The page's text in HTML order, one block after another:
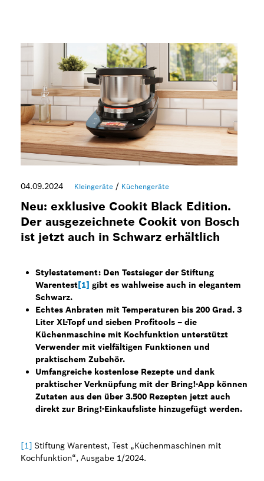
04.09.2024 Kleingeräte / Küchengeräte
Neu: exklusive Cookit Black Edition.
Der ausgezeichnete Cookit von Bosch
ist jetzt auch in Schwarz erhältlich
Stylestatement: Den Testsieger der Stiftung
Warentest[1] gibt es wahlweise auch in elegantem
Schwarz.
Echtes Anbraten mit Temperaturen bis 200 Grad, 3
Liter XL-Topf und sieben Profitools – die
Küchenmaschine mit Kochfunktion unterstützt
Verwender mit vielfältigen Funktionen und
praktischem Zubehör.
Umfangreiche kostenlose Rezepte und dank
praktischer Verknüpfung mit der Bring!-App können
Zutaten aus den über 3.500 Rezepten jetzt auch
direkt zur Bring!-Einkaufsliste hinzugefügt werden.
[1] Stiftung Warentest, Test „Küchenmaschinen mit
Kochfunktion“, Ausgabe 1/2024.